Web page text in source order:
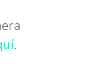
.